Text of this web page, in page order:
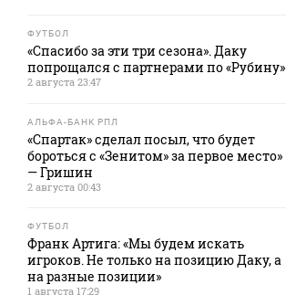
ФУТБОЛ
«Спасибо за эти три сезона». Даку
попрощался с партнерами по «Рубину»
2 августа 23:47
АЛЬФА-БАНК РПЛ
«Спартак» сделал посыл, что будет
бороться с «Зенитом» за первое место»
— Гришин
2 августа 00:43
ФУТБОЛ
Франк Артига: «Мы будем искать
игроков. Не только на позицию Даку, а
на разные позиции»
1 августа 17:29